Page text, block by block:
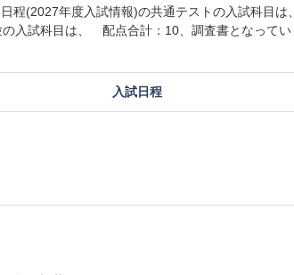
(2027年度入試情報)の共通テストの入試科目は、
試科目は、 配点合計：10、調査書となってい
入試日程